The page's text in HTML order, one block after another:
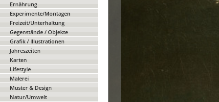
Ernährung
Experimente/Montagen
Freizeit/Unterhaltung
Gegenstände / Objekte
Grafik / Illustrationen
Jahreszeiten
Karten
Lifestyle
Malerei
Muster & Design
Natur/Umwelt